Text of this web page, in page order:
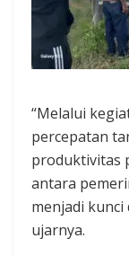
“Melalui
percepatan
produktivitas
antara
menjadi kunci
ujarnya.